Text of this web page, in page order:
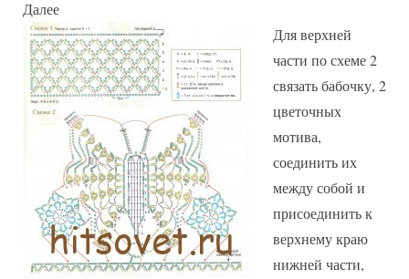
Далее
Для верхней
части по схеме 2
связать бабочку, 2
цветочных
мотива,
соединить их
между собой и
присоединить к
верхнему краю
нижней части,